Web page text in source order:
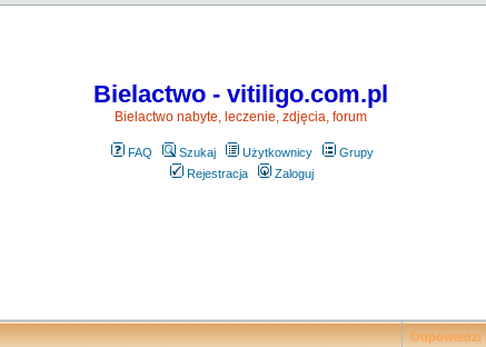
Bielactwo - vitiligo.com.pl
Bielactwo nabyte, leczenie, zdjęcia, forum
FAQ Szukaj Użytkownicy
Grupy
Rejestracja
Zaloguj
Odpowiedzi